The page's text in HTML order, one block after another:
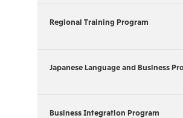
Regional Training Program
Japanese Language and Business
Business Integration Program